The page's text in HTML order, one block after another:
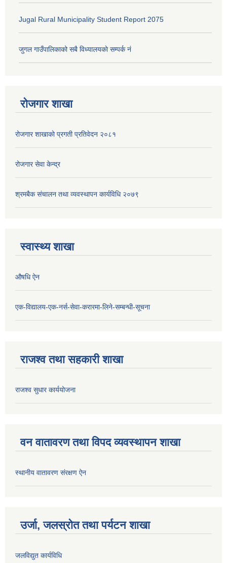
Jugal Rural Municipality Student Report 2075
जुगल गाउँपालिकाको सबै विध्यालयकाे सम्पर्क नं
रोजगार शाखा
रोजगार शाखाको प्रगती प्रतिवेदन २०८१
रोजगार सेवा केन्द्र
श्रमबैक संचालन तथा व्यवस्थापन कार्यविधि २०७९
स्वास्थ्य शाखा
औषधि ऐन
एक-विद्यालय-एक-नर्स-सेवा-करारमा-लिने-सम्बन्धी-सूचना
राजश्व तथा सहकारी शाखा
राजश्व सुधार कार्ययोजना
वन वातावरण तथा विपद व्यवस्थापन शाखा
स्थानीय वातावरण संरक्षण ऐन
उर्जा, जलस्रोत तथा पर्यटन शाखा
जलविद्युत कार्यविधि